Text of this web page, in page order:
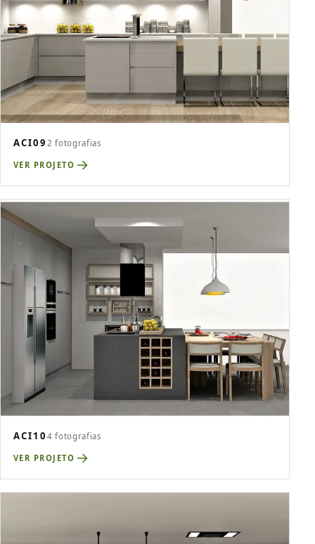
ACI09 2 fotografias
VER PROJETO
ACI10 4 fotografias
VER PROJETO